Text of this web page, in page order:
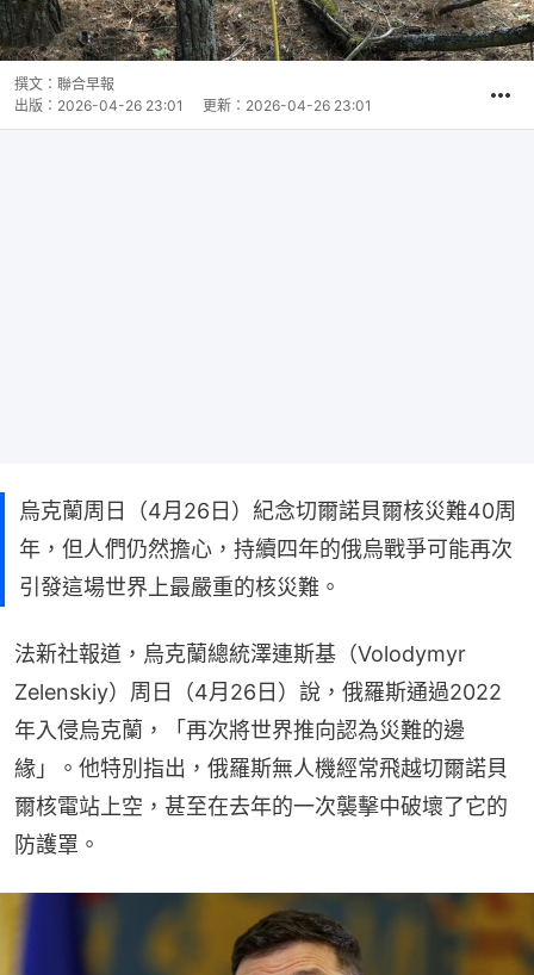
撰文： 聯合早報
出版： 2026-04-26 23:01 更新： 2026-04-26 23:01
烏克蘭周日（4月26日）紀念切爾諾貝爾核災難40周
年，但人們仍然擔心，持續四年的俄烏戰爭可能再次
引發這場世界上最嚴重的核災難。
法新社報道，烏克蘭總統澤連斯基（Volodymyr
Zelenskiy）周日（4月26日）說，俄羅斯通過2022
年入侵烏克蘭，「再次將世界推向認為災難的邊
緣」。他特別指出，俄羅斯無人機經常飛越切爾諾貝
爾核電站上空，甚至在去年的一次襲擊中破壞了它的
防護罩。